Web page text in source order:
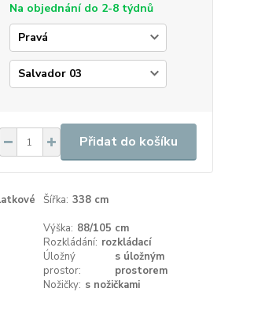
Na objednání do 2-8 týdnů
Přidat do košíku
Šířka: 338 cm
Výška: 88/105 cm
Rozkládání: rozkládací
Úložný
prostor:
s úložným
prostorem
Nožičky: s nožičkami